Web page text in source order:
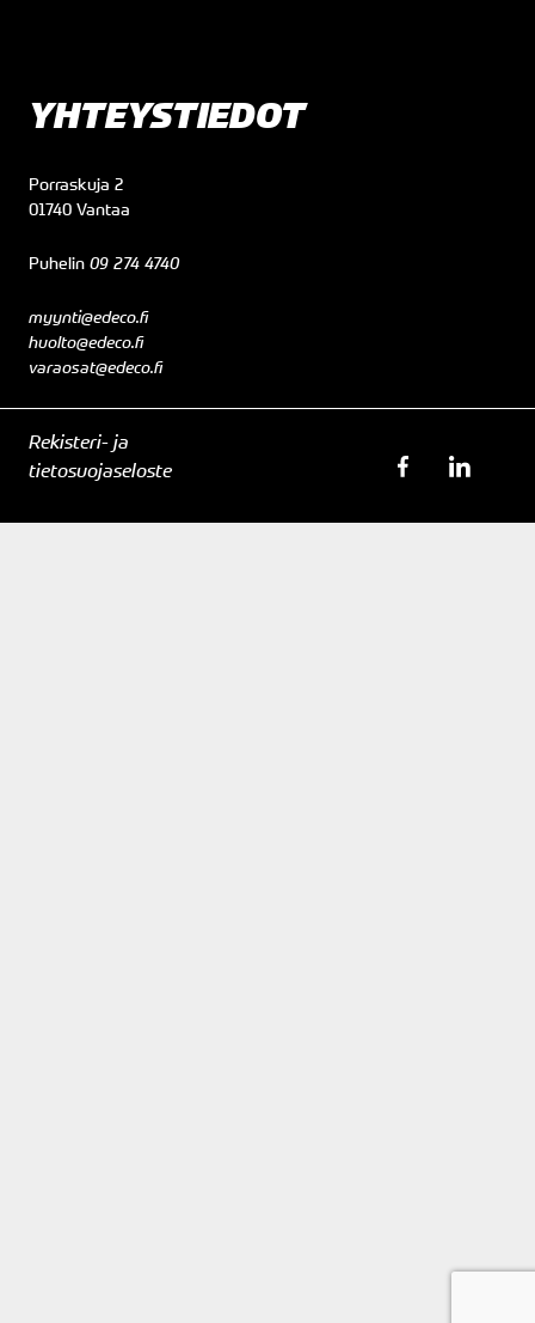
YHTEYSTIEDOT
Porraskuja 2
01740 Vantaa
Puhelin 09 274 4740
myynti@edeco.fi
huolto@edeco.fi
varaosat@edeco.fi
Rekisteri- ja
tietosuojaseloste